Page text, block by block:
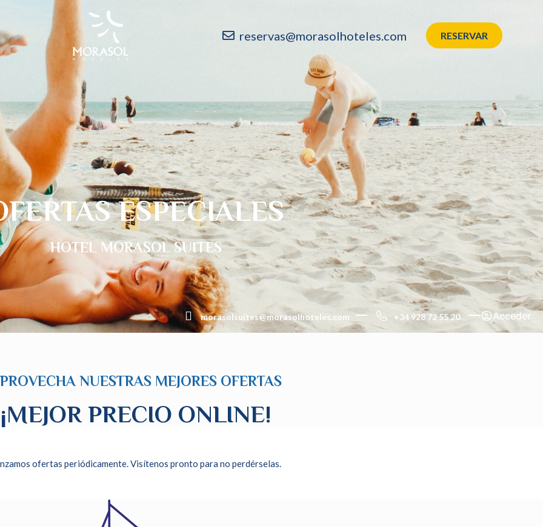
reservas@morasolhoteles.com RESERVAR
ESPECIALES
HOTEL MORASOL SUITES
morasolsuites@morasolhoteles.com +34 928 72 55 20 Acceder
NUESTRAS MEJORES OFERTAS
¡MEJOR PRECIO ONLINE!
ofertas periódicamente. Visítenos pronto para no perdérselas.